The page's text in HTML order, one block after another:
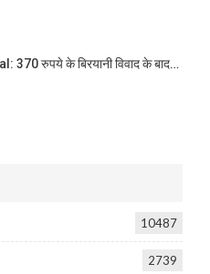
रुपये के बिरयानी विवाद के बाद…
10487
2739